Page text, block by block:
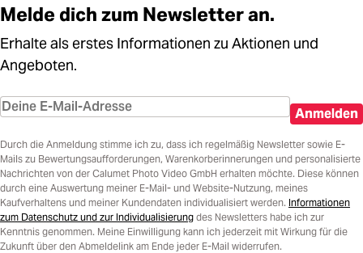
Melde dich zum Newsletter an.
Erhalte als erstes Informationen zu Aktionen und
Angeboten.
Anmelden
Durch die Anmeldung stimme ich zu, dass ich regelmäßig Newsletter sowie E-
Mails zu Bewertungsaufforderungen, Warenkorberinnerungen und personalisierte
Nachrichten von der Calumet Photo Video GmbH erhalten möchte. Diese können
durch eine Auswertung meiner E-Mail- und Website-Nutzung, meines
Kaufverhaltens und meiner Kundendaten individualisiert werden. Informationen
zum Datenschutz und zur Individualisierung des Newsletters habe ich zur
Kenntnis genommen. Meine Einwilligung kann ich jederzeit mit Wirkung für die
Zukunft über den Abmeldelink am Ende jeder E-Mail widerrufen.